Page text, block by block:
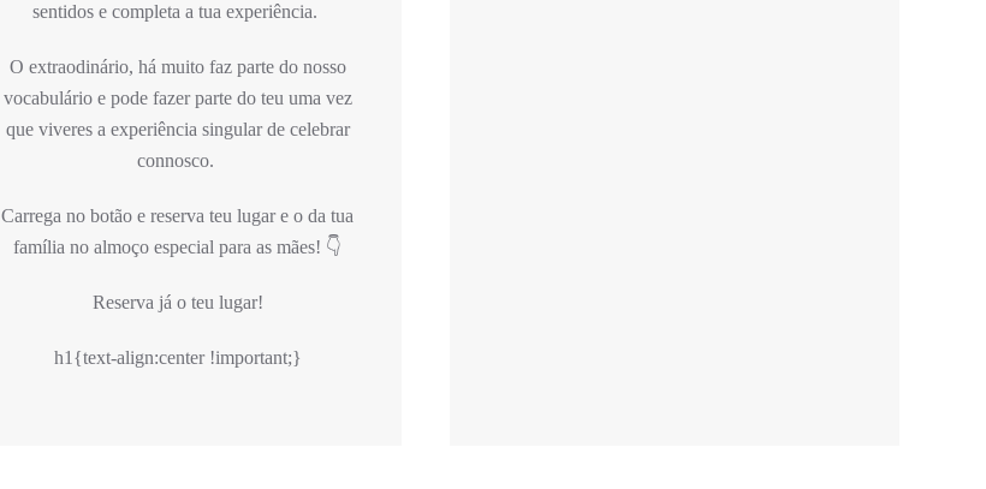
sentidos e completa a tua experiência.
O extraodinário, há muito faz parte do nosso
vocabulário e pode fazer parte do teu uma vez
que viveres a experiência singular de celebrar
connosco.
Carrega no botão e reserva teu lugar e o da tua
família no almoço especial para as mães! 👇
Reserva já o teu lugar!
h1{text-align:center !important;}